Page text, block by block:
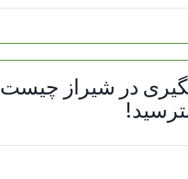
در شیراز